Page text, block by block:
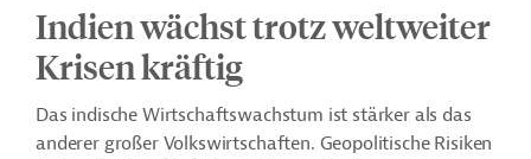
Indien wächst trotz weltweiter
Krisen kräftig
Das indische Wirtschaftswachstum ist stärker als das
anderer großer Volkswirtschaften. Geopolitische Risiken